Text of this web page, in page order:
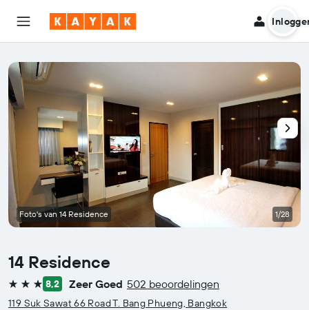
14 Residence
3 sterren8,2 Zeer Goed 502 beoordelingen
119 Suk Sawat 66 Road T. Bang Phueng, Bangkok
Foto's van 14 Residence 1/28